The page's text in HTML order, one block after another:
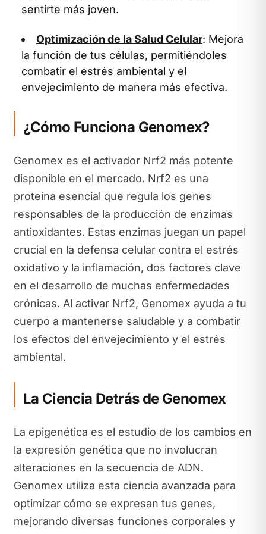
sentirte más joven.
Optimización de la Salud Celular: Mejora
la función de tus células, permitiéndoles
combatir el estrés ambiental y el
envejecimiento de manera más efectiva.
¿Cómo Funciona Genomex?
Genomex es el activador Nrf2 más potente
disponible en el mercado. Nrf2 es una
proteína esencial que regula los genes
responsables de la producción de enzimas
antioxidantes. Estas enzimas juegan un papel
crucial en la defensa celular contra el estrés
oxidativo y la inflamación, dos factores clave
en el desarrollo de muchas enfermedades
crónicas. Al activar Nrf2, Genomex ayuda a tu
cuerpo a mantenerse saludable y a combatir
los efectos del envejecimiento y el estrés
ambiental.
La Ciencia Detrás de Genomex
La epigenética es el estudio de los cambios en
la expresión genética que no involucran
alteraciones en la secuencia de ADN.
Genomex utiliza esta ciencia avanzada para
optimizar cómo se expresan tus genes,
mejorando diversas funciones corporales y